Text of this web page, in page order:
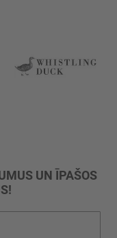
UN ĪPAŠOS